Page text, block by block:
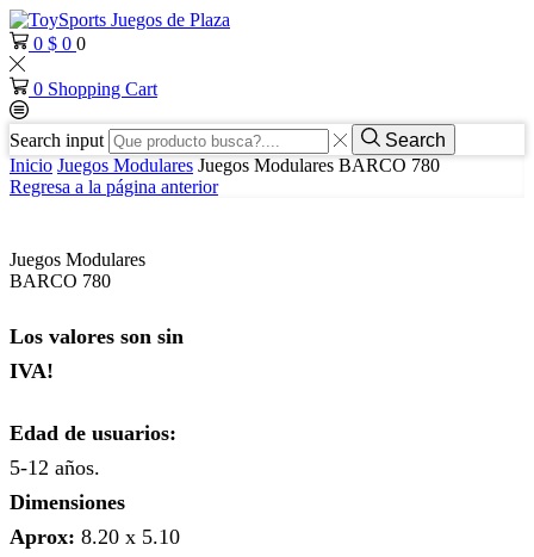
0 $ 0 0
0 Shopping Cart
Search input
Search
Inicio Juegos Modulares Juegos Modulares BARCO 780
Regresa a la página anterior
Juegos Modulares
BARCO 780
Los valores son sin
IVA!
Edad de usuarios:
5-12 años.
Dimensiones
Aprox: 8.20 x 5.10